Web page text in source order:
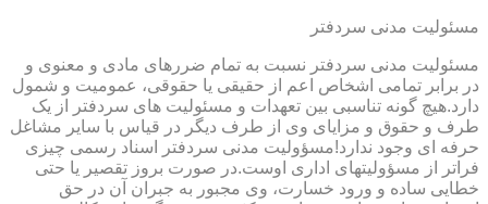
مسئولیت مدنی سردفتر
مسئولیت مدنی سردفتر نسبت به تمام ضررهای مادی و معنوی و
در برابر تمامی اشخاص اعم از حقیقی یا حقوقی، عمومیت و شمول
دارد.هیچ گونه تناسبی بین تعهدات و مسئولیت های سردفتر از یک
طرف و حقوق و مزایای وی از طرف دیگر در قیاس با سایر مشاغل
حرفه ای وجود ندارد!مسؤولیت مدنی سردفتر اسناد رسمی چیزی
فراتر از مسؤولیتهای اداری اوست.در صورت بروز تقصیر یا حتی
خطایی ساده و ورود خسارت، وی مجبور به جبران آن در حق